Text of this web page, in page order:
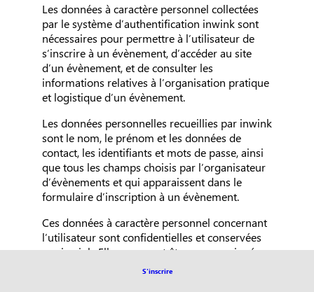
Les données à caractère personnel collectées
par le système d’authentification inwink sont
nécessaires pour permettre à l’utilisateur de
s’inscrire à un évènement, d’accéder au site
d’un évènement, et de consulter les
informations relatives à l’organisation pratique
et logistique d’un évènement.
Les données personnelles recueillies par inwink
sont le nom, le prénom et les données de
contact, les identifiants et mots de passe, ainsi
que tous les champs choisis par l’organisateur
d’évènements et qui apparaissent dans le
formulaire d’inscription à un évènement.
Ces données à caractère personnel concernant
l’utilisateur sont confidentielles et conservées
par inwink. Elles pourront être communiquées
à ses partenaires et prestataires exclusivement
S'inscrire